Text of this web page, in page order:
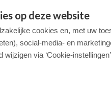
op deze website
cookies en, met uw
social-media- en
wijzigen via ‘Cookie-
persoonlijk